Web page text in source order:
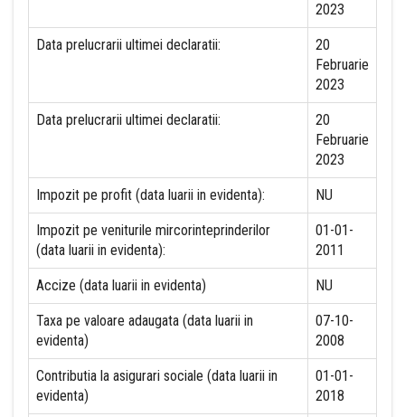
2023
Data prelucrarii ultimei declaratii:
20
Februarie
2023
Data prelucrarii ultimei declaratii:
20
Februarie
2023
Impozit pe profit (data luarii in evidenta): NU
Impozit pe veniturile mircorinteprinderilor
(data luarii in evidenta):
01-01-
2011
Accize (data luarii in evidenta) NU
Taxa pe valoare adaugata (data luarii in
evidenta)
07-10-
2008
Contributia la asigurari sociale (data luarii in
evidenta)
01-01-
2018